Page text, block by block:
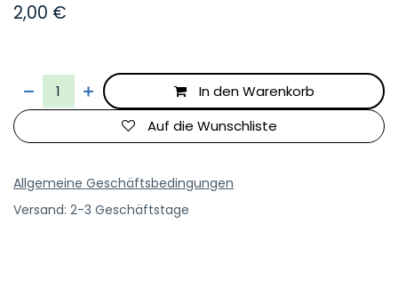
2,00 €
In den Warenkorb
Auf die Wunschliste
Allgemeine Geschäftsbedingungen
Versand: 2-3 Geschäftstage